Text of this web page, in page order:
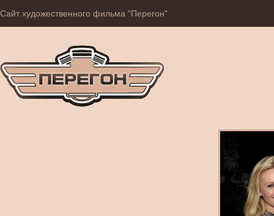
Сайт художественного фильма "Перегон"